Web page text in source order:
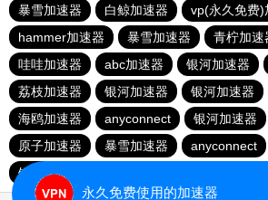
暴雪加速器
白鲸加速器
vp(永久免费)
hammer加速器
暴雪加速器 青柠加速
哇哇加速器
abc加速器 银河加速器
荔枝加速器
银河加速器 银河加速器
海鸥加速器
anyconnect 银河加速器
原子加速器
暴雪加速器 anyconnect
银河加速器
永久免费使用的加速器